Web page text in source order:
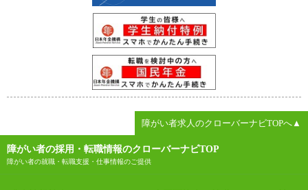
障がい者求人のクローバーナビTOPへ▲
障がい者の採用・転職情報のクローバーナビTOP
障がい者の就職・転職支援・仕事情報のご提供